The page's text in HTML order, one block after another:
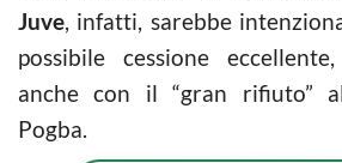
Juve, infatti, sarebbe
possibile cessione
anche con il “gran rifiuto”
Pogba.